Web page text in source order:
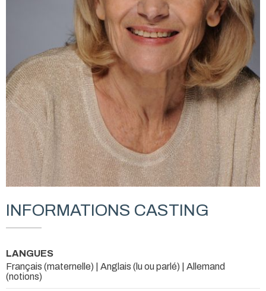
INFORMATIONS CASTING
LANGUES
Français (maternelle) | Anglais (lu ou parlé) | Allemand
(notions)